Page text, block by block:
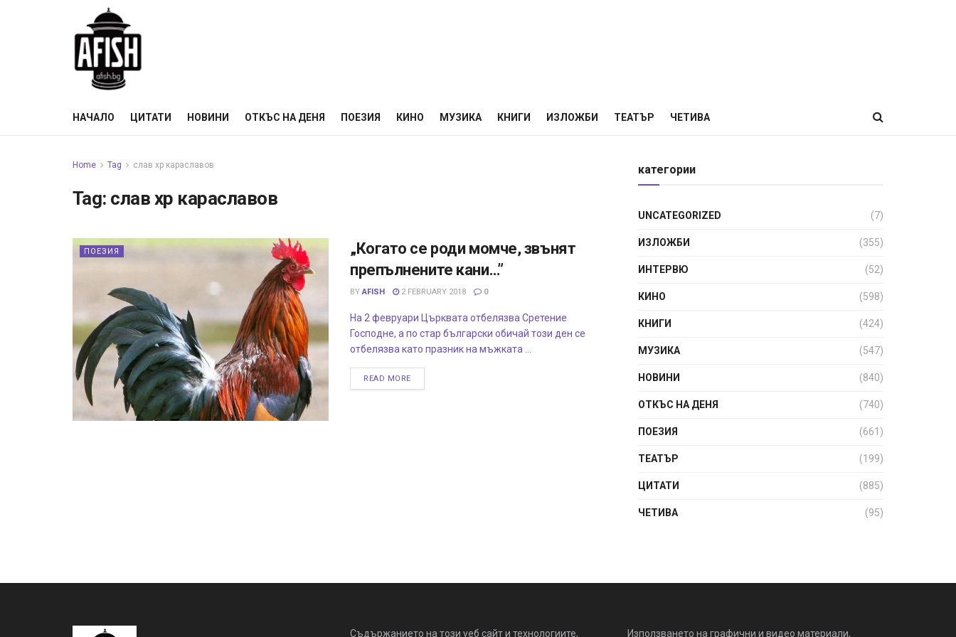
НАЧАЛО ЦИТАТИ НОВИНИ ОТКЪС НА ДЕНЯ ПОЕЗИЯ КИНО МУЗИКА КНИГИ ИЗЛОЖБИ ТЕАТЪР ЧЕТИВА
Home Tag слав хр караславов
Tag: слав хр караславов
ПОЕЗИЯ
„Когато се роди момче, звънят
препълнените кани…”
BY AFISH 2 FEBRUARY 2018 0
На 2 февруари Църквата отбелязва Сретение
Господне, а по стар български обичай този ден се
отбелязва като празник на мъжката ...
READ MORE
категории
UNCATEGORIZED (7)
ИЗЛОЖБИ (355)
ИНТЕРВЮ (52)
КИНО (598)
КНИГИ (424)
МУЗИКА (547)
НОВИНИ (840)
ОТКЪС НА ДЕНЯ (740)
ПОЕЗИЯ (661)
ТЕАТЪР (199)
ЦИТАТИ (885)
ЧЕТИВА (95)
Съдържанието на този уеб сайт и технологиите, Използването на графични и видео материали,